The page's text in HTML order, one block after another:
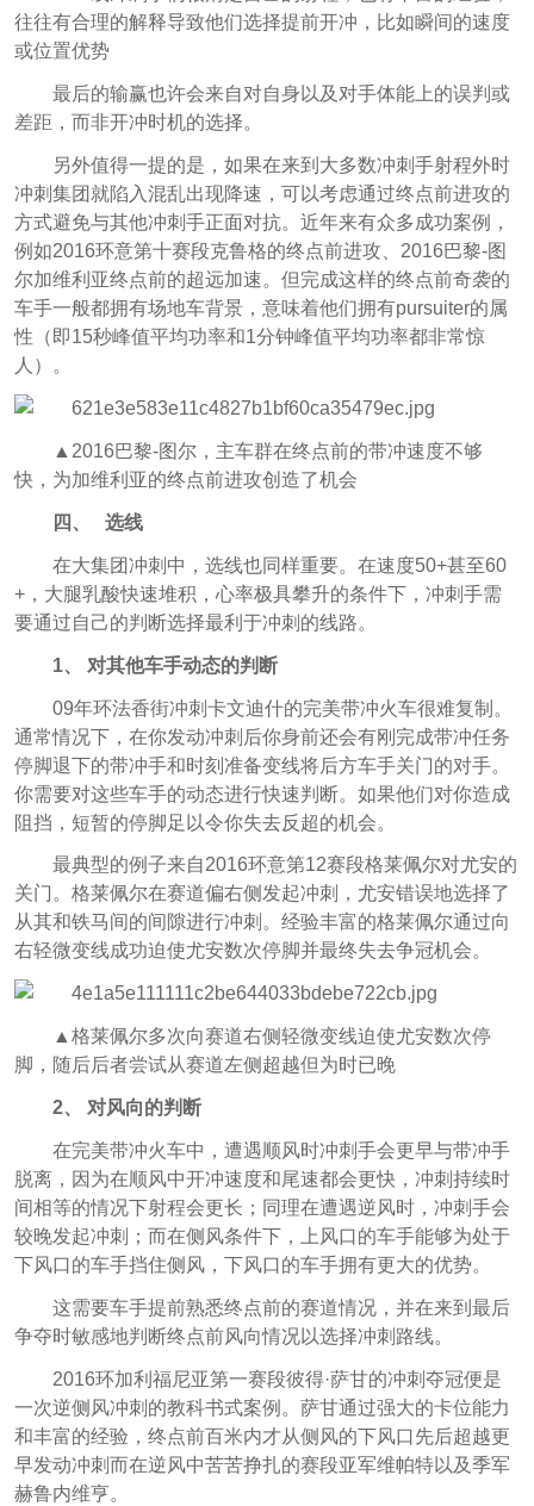
往往有合理的解释导致他们选择提前开冲，比如瞬间的速度
或位置优势
最后的输赢也许会来自对自身以及对手体能上的误判或
差距，而非开冲时机的选择。
另外值得一提的是，如果在来到大多数冲刺手射程外时
冲刺集团就陷入混乱出现降速，可以考虑通过终点前进攻的
方式避免与其他冲刺手正面对抗。近年来有众多成功案例，
例如2016环意第十赛段克鲁格的终点前进攻、2016巴黎-图
尔加维利亚终点前的超远加速。但完成这样的终点前奇袭的
车手一般都拥有场地车背景，意味着他们拥有pursuiter的属
性（即15秒峰值平均功率和1分钟峰值平均功率都非常惊
人）。
▲2016巴黎-图尔，主车群在终点前的带冲速度不够
快，为加维利亚的终点前进攻创造了机会
四、 选线
在大集团冲刺中，选线也同样重要。在速度50+甚至60
+，大腿乳酸快速堆积，心率极具攀升的条件下，冲刺手需
要通过自己的判断选择最利于冲刺的线路。
1、 对其他车手动态的判断
09年环法香街冲刺卡文迪什的完美带冲火车很难复制。
通常情况下，在你发动冲刺后你身前还会有刚完成带冲任务
停脚退下的带冲手和时刻准备变线将后方车手关门的对手。
你需要对这些车手的动态进行快速判断。如果他们对你造成
阻挡，短暂的停脚足以令你失去反超的机会。
最典型的例子来自2016环意第12赛段格莱佩尔对尤安的
关门。格莱佩尔在赛道偏右侧发起冲刺，尤安错误地选择了
从其和铁马间的间隙进行冲刺。经验丰富的格莱佩尔通过向
右轻微变线成功迫使尤安数次停脚并最终失去争冠机会。
▲格莱佩尔多次向赛道右侧轻微变线迫使尤安数次停
脚，随后后者尝试从赛道左侧超越但为时已晚
2、 对风向的判断
在完美带冲火车中，遭遇顺风时冲刺手会更早与带冲手
脱离，因为在顺风中开冲速度和尾速都会更快，冲刺持续时
间相等的情况下射程会更长；同理在遭遇逆风时，冲刺手会
较晚发起冲刺；而在侧风条件下，上风口的车手能够为处于
下风口的车手挡住侧风，下风口的车手拥有更大的优势。
这需要车手提前熟悉终点前的赛道情况，并在来到最后
争夺时敏感地判断终点前风向情况以选择冲刺路线。
2016环加利福尼亚第一赛段彼得·萨甘的冲刺夺冠便是
一次逆侧风冲刺的教科书式案例。萨甘通过强大的卡位能力
和丰富的经验，终点前百米内才从侧风的下风口先后超越更
早发动冲刺而在逆风中苦苦挣扎的赛段亚军维帕特以及季军
赫鲁内维亨。